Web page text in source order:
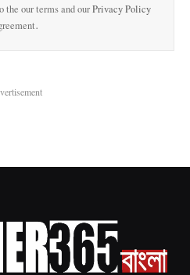
the our terms and ourPrivacy Policy